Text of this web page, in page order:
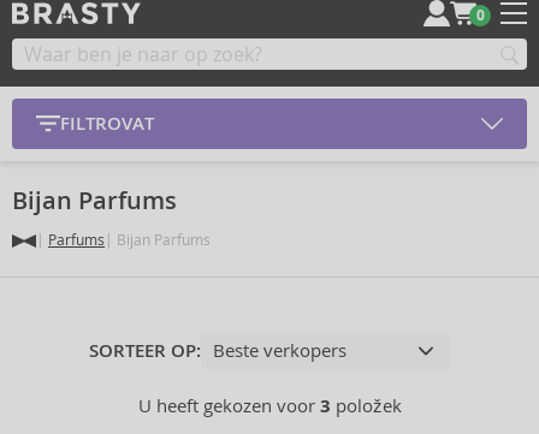
0
FILTROVAT
Bijan Parfums
Parfums Bijan Parfums
SORTEER OP:
U heeft gekozen voor 3 položek